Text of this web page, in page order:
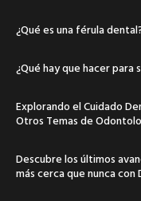
¿Qué es una férula
¿Qué hay que hacer
Explorando el Cuidado
Otros Temas de
Descubre los últimos
más cerca que nunca con